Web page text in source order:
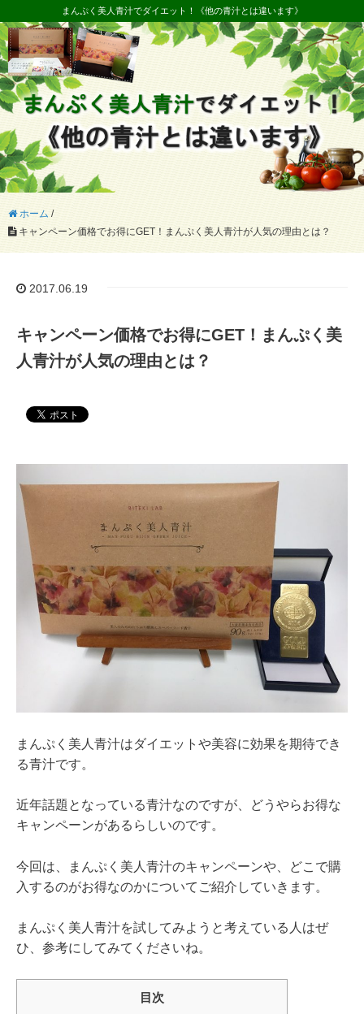
まんぷく美人青汁でダイエット！《他の青汁とは違います》
ホーム /
キャンペーン価格でお得にGET！まんぷく美人青汁が人気の理由とは？
2017.06.19
キャンペーン価格でお得にGET！まんぷく美
人青汁が人気の理由とは？
まんぷく美人青汁はダイエットや美容に効果を期待でき
る青汁です。
近年話題となっている青汁なのですが、どうやらお得な
キャンペーンがあるらしいのです。
今回は、まんぷく美人青汁のキャンペーンや、どこで購
入するのがお得なのかについてご紹介していきます。
まんぷく美人青汁を試してみようと考えている人はぜ
ひ、参考にしてみてくださいね。
目次